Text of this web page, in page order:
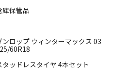
庫保管品
ンロップ ウィンターマックス 03
60R18
タッドレスタイヤ 4本セット